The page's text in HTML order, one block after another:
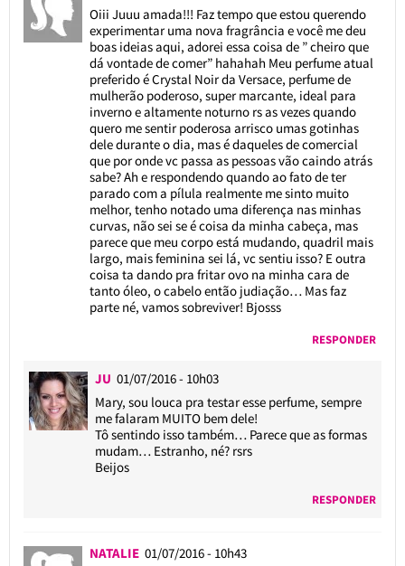
Oiii Juuu amada!!! Faz tempo que estou querendo
experimentar uma nova fragrância e você me deu
boas ideias aqui, adorei essa coisa de ” cheiro que
dá vontade de comer” hahahah Meu perfume atual
preferido é Crystal Noir da Versace, perfume de
mulherão poderoso, super marcante, ideal para
inverno e altamente noturno rs as vezes quando
quero me sentir poderosa arrisco umas gotinhas
dele durante o dia, mas é daqueles de comercial
que por onde vc passa as pessoas vão caindo atrás
sabe? Ah e respondendo quando ao fato de ter
parado com a pílula realmente me sinto muito
melhor, tenho notado uma diferença nas minhas
curvas, não sei se é coisa da minha cabeça, mas
parece que meu corpo está mudando, quadril mais
largo, mais feminina sei lá, vc sentiu isso? E outra
coisa ta dando pra fritar ovo na minha cara de
tanto óleo, o cabelo então judiação… Mas faz
parte né, vamos sobreviver! Bjosss
RESPONDER
JU 01/07/2016 - 10h03
Mary, sou louca pra testar esse perfume, sempre
me falaram MUITO bem dele!
Tô sentindo isso também… Parece que as formas
mudam… Estranho, né? rsrs
Beijos
RESPONDER
NATALIE 01/07/2016 - 10h43